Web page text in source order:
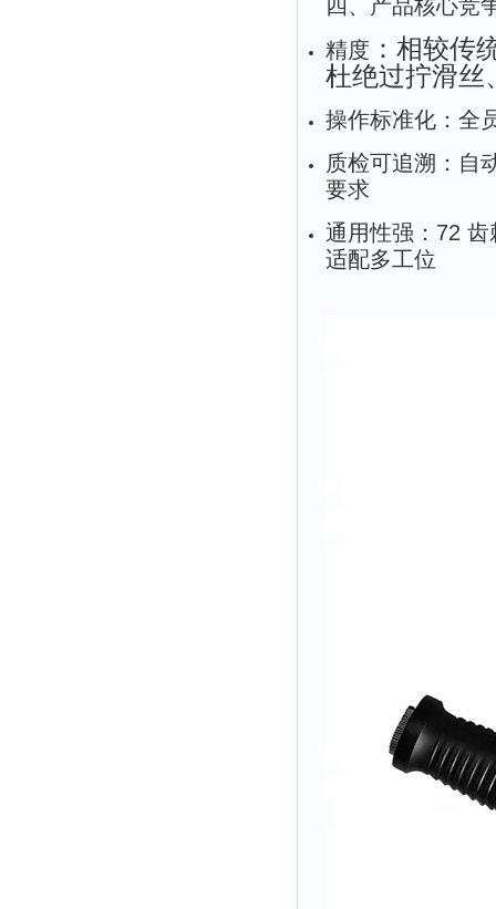
四、产品核心竞
精度 ：相较传
杜绝过拧滑丝
操作标准化：全
质检可追溯：自
要求
通用性强：72
适配多工位